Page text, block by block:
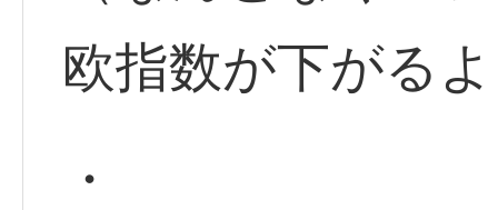
欧指数が下がる
・